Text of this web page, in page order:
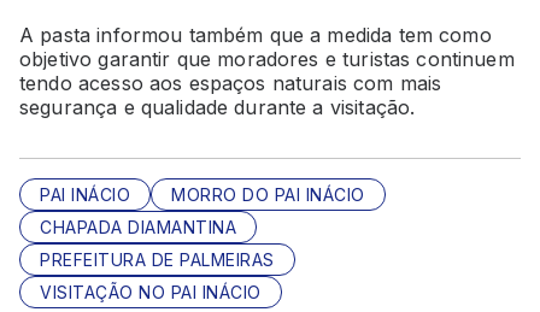
A pasta informou também que a medida tem como
objetivo garantir que moradores e turistas continuem
tendo acesso aos espaços naturais com mais
segurança e qualidade durante a visitação.
PAI INÁCIO
MORRO DO PAI INÁCIO
CHAPADA DIAMANTINA
PREFEITURA DE PALMEIRAS
VISITAÇÃO NO PAI INÁCIO